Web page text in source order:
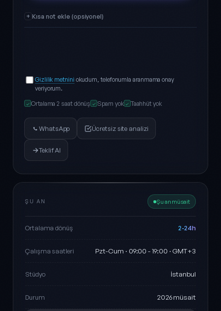
Kısa not ekle (opsiyonel)
Gizlilik metnini okudum, telefonumla aranmama onay
veriyorum.
✓ Ortalama 2 saat dönüş ✓ Spam yok ✓ Taahhüt yok
WhatsApp Ücretsiz site analizi
Teklif Al
ŞU AN Şu an müsait
Ortalama dönüş 2-24h
Çalışma saatleri Pzt-Cum · 09:00 - 19:00 · GMT+3
Stüdyo İstanbul
Durum 2026 müsait